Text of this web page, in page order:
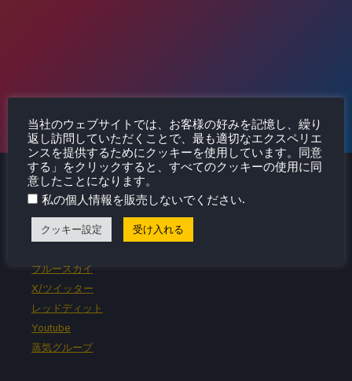
フォローする
ブルースカイ
X/ツイッター
レッドディット
Youtube
蒸気グループ
当社のウェブサイトでは、お客様の好みを記憶し、繰り
返し訪問していただくことで、最も適切なエクスペリエ
ンスを提供するためにクッキーを使用しています。同意
する」をクリックすると、すべてのクッキーの使用に同
意したことになります。
私の個人情報を販売しないでください.
クッキー設定 受け入れる